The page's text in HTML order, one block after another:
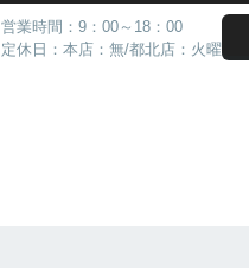
営業時間：9：00～18：00
定休日：本店：無/都北店：火曜